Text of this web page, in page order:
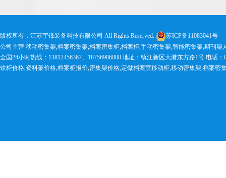
版权所有：江苏宇锋装备科技有限公司 All Rights Reserved.
苏ICP备11083041号
公司主营 移动密集架,档案密集架,档案密集柜,档案柜,手动密集架,智能密集架,期刊
全国24小时热线：13812456367、18756986808 地址：镇江新区大港东方路1号 电话：
铁柜价格,资料架价格,档案柜报价,密集架价格,定做档案室移动柜,移动密集架,档案密